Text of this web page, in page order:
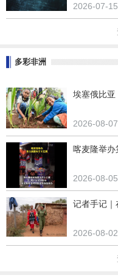
2026-07-15
多彩非洲
埃塞俄比亚
2026-08-07
喀麦隆举办
2026-08-05
记者手记｜
2026-08-02